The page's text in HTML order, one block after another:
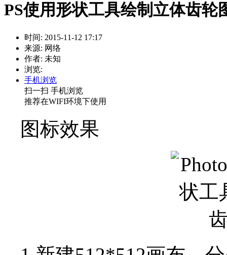
PS使用形状工具绘制立体齿轮
时间: 2015-11-12 17:17
来源: 网络
作者: 未知
浏览:
手机浏览
扫一扫 手机浏览
推荐在WIFI环境下使用
图标效果